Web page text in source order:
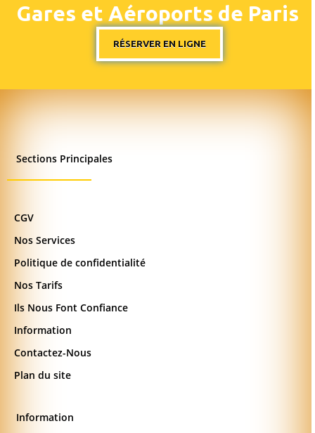
Gares et Aéroports de Paris
RÉSERVER EN LIGNE
Sections Principales
CGV
Nos Services
Politique de confidentialité
Nos Tarifs
Ils Nous Font Confiance
Information
Contactez-Nous
Plan du site
Information